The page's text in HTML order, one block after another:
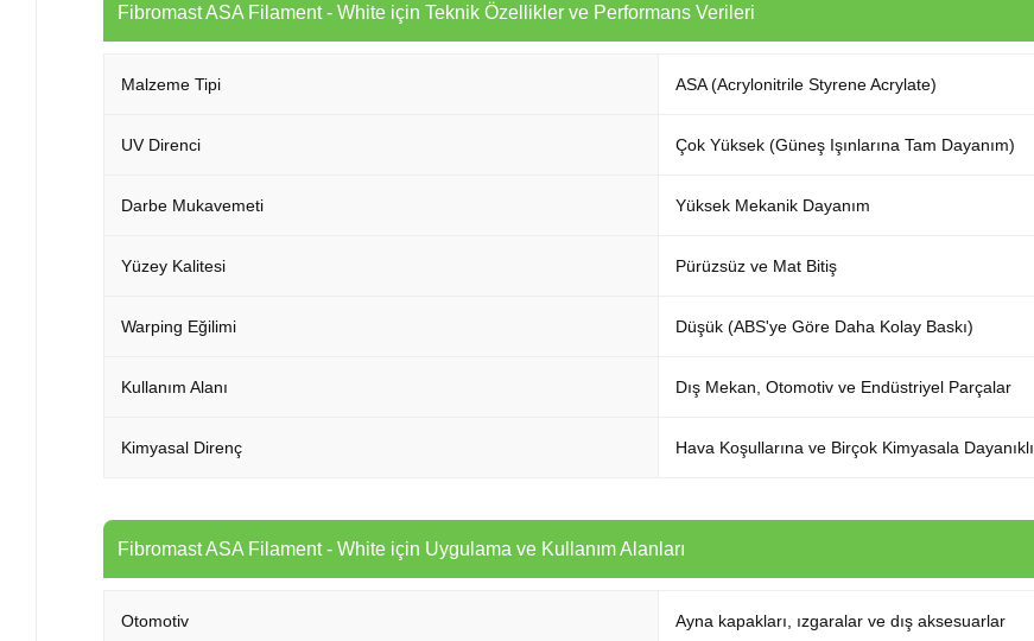
Fibromast ASA Filament - White için Teknik Özellikler ve Performans Verileri
Malzeme Tipi ASA (Acrylonitrile Styrene Acrylate)
UV Direnci Çok Yüksek (Güneş Işınlarına Tam Dayanım)
Darbe Mukavemeti Yüksek Mekanik Dayanım
Yüzey Kalitesi Pürüzsüz ve Mat Bitiş
Warping Eğilimi Düşük (ABS'ye Göre Daha Kolay Baskı)
Kullanım Alanı Dış Mekan, Otomotiv ve Endüstriyel Parçalar
Kimyasal Direnç Hava Koşullarına ve Birçok Kimyasala Dayanıklı
Fibromast ASA Filament - White için Uygulama ve Kullanım Alanları
Otomotiv Ayna kapakları, ızgaralar ve dış aksesuarlar